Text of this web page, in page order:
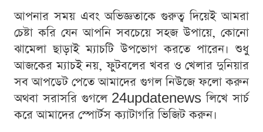
আপনার সময় এবং অভিজ্ঞতাকে গুরুত্ব দিয়েই আমরা
চেষ্টা করি যেন আপনি সবচেয়ে সহজ উপায়ে, কোনো
ঝামেলা ছাড়াই ম্যাচটি উপভোগ করতে পারেন। শুধু
আজকের ম্যাচই নয়, ফুটবলের খবর ও খেলার দুনিয়ার
সব আপডেট পেতে আমাদের গুগল নিউজে ফলো করুন
অথবা সরাসরি গুগলে 24updatenews লিখে সার্চ
করে আমাদের স্পোর্টস ক্যাটাগরি ভিজিট করুন।